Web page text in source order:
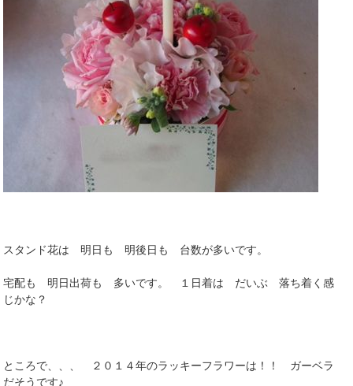
スタンド花は 明日も 明後日も 台数が多いです。
宅配も 明日出荷も 多いです。 １日着は だいぶ 落ち着く感
じかな？
ところで、、、 ２０１４年のラッキーフラワーは！！ ガーベラ
だそうです♪